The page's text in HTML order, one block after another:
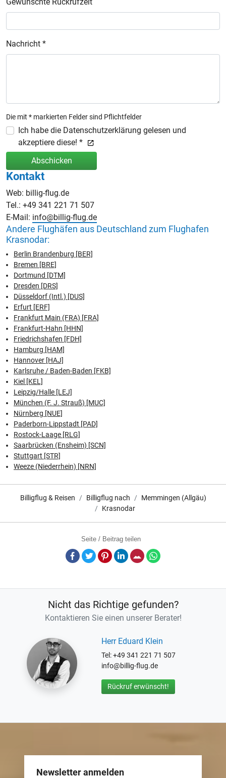
Nachricht *
Die mit * markierten Felder sind Pflichtfelder
Ich habe die Datenschutzerklärung gelesen und
akzeptiere diese! *
Abschicken
Kontakt
Web: billig-flug.de
Tel.: +49 341 221 71 507
E-Mail: info@billig-flug.de
Andere Flughäfen aus Deutschland zum Flughafen
Krasnodar:
Berlin Brandenburg [BER]
Bremen [BRE]
Dortmund [DTM]
Dresden [DRS]
Düsseldorf (Intl.) [DUS]
Erfurt [ERF]
Frankfurt Main (FRA) [FRA]
Frankfurt-Hahn [HHN]
Friedrichshafen [FDH]
Hamburg [HAM]
Hannover [HAJ]
Karlsruhe / Baden-Baden [FKB]
Kiel [KEL]
Leipzig/Halle [LEJ]
München (F. J. Strauß) [MUC]
Nürnberg [NUE]
Paderborn-Lippstadt [PAD]
Rostock-Laage [RLG]
Saarbrücken (Ensheim) [SCN]
Stuttgart [STR]
Weeze (Niederrhein) [NRN]
Billigflug & Reisen Billigflug nach
Memmingen (Allgäu)
Krasnodar
Seite / Beitrag teilen
Facebook
TwitterPinterestLinkedInE-Mail
Nicht das Richtige gefunden?
Kontaktieren Sie einen unserer Berater!
Herr Eduard Klein
Tel: +49 341 221 71 507
info@billig-flug.de
Rückruf erwünscht!
Newsletter anmelden